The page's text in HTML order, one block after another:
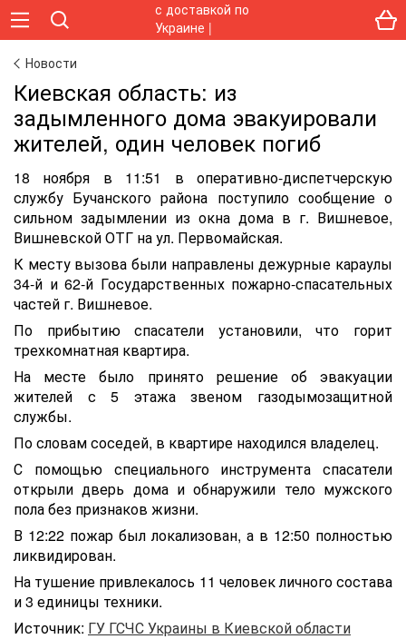
Новости
Киевская область: из
задымленного дома эвакуировали
жителей, один человек погиб
18 ноября в 11:51 в оперативно-диспетчерскую
службу Бучанского района поступило сообщение о
сильном задымлении из окна дома в г. Вишневое,
Вишневской ОТГ на ул. Первомайская.
К месту вызова были направлены дежурные караулы
34-й и 62-й Государственных пожарно-спасательных
частей г. Вишневое.
По прибытию спасатели установили, что горит
трехкомнатная квартира.
На месте было принято решение об эвакуации
жителей с 5 этажа звеном газодымозащитной
службы.
По словам соседей, в квартире находился владелец.
С помощью специального инструмента спасатели
открыли дверь дома и обнаружили тело мужского
пола без признаков жизни.
В 12:22 пожар был локализован, а в 12:50 полностью
ликвидирован.
На тушение привлекалось 11 человек личного состава
и 3 единицы техники.
Источник: ГУ ГСЧС Украины в Киевской области